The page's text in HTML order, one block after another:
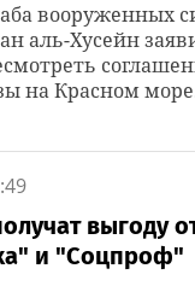
вооруженных
аль-Хусейн
на Красном
выгоду
и "Соцпроф"